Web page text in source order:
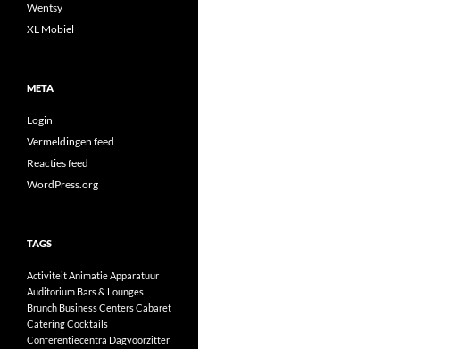
Wentsy
XL Mobiel
META
Login
Vermeldingen feed
Reacties feed
WordPress.org
TAGS
ActiviteitAnimatieApparatuur
Auditorium Bars & Lounges
Brunch Business CentersCabaret
CateringCocktails
Conferentiecentra Dagvoorzitter